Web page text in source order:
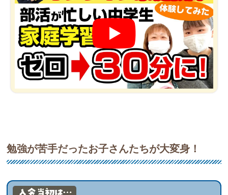
勉強が苦手だったお子さんたちが大変身！